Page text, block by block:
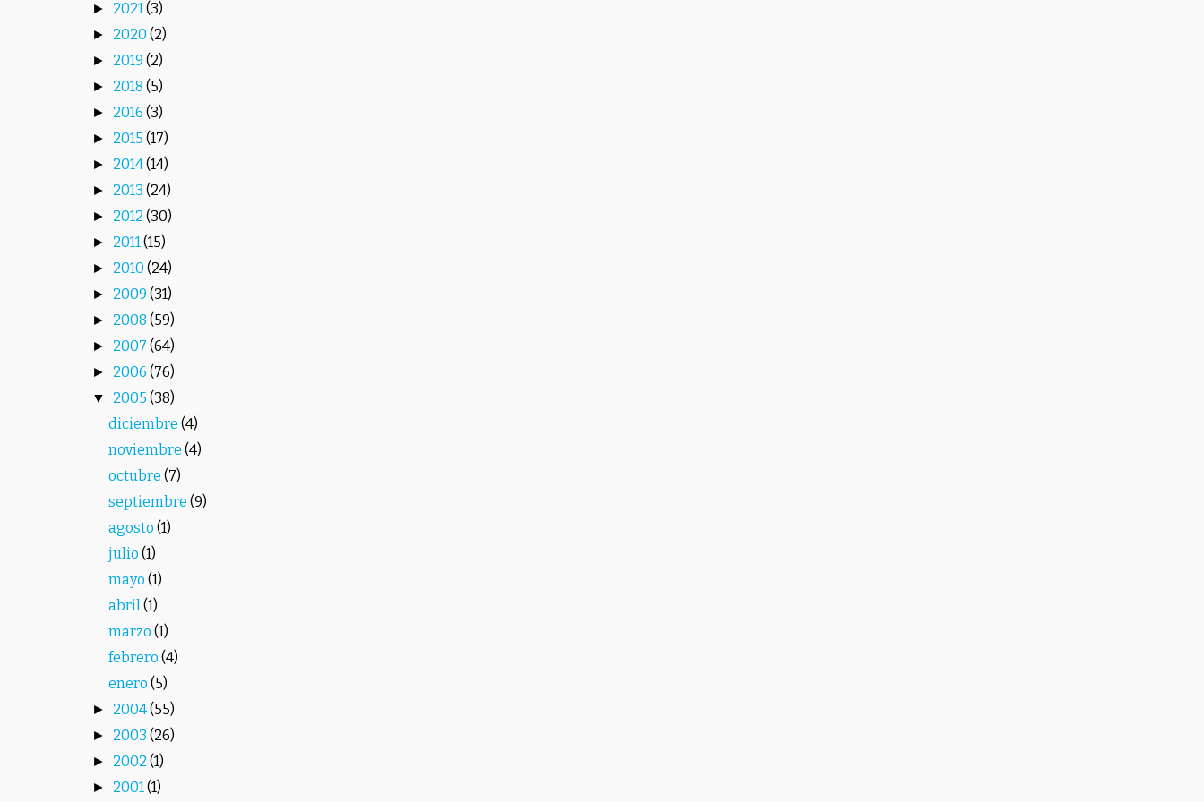
► 2021(3)
► 2020 (2)
► 2019 (2)
► 2018 (5)
► 2016 (3)
► 2015 (17)
► 2014(14)
► 2013 (24)
► 2012 (30)
► 2011(15)
► 2010 (24)
► 2009 (31)
► 2008 (59)
► 2007 (64)
► 2006 (76)
▼ 2005 (38)
diciembre(4)
noviembre(4)
octubre(7)
septiembre(9)
agosto(1)
julio(1)
mayo(1)
abril(1)
marzo(1)
febrero(4)
enero(5)
► 2004(55)
► 2003 (26)
► 2002 (1)
► 2001(1)